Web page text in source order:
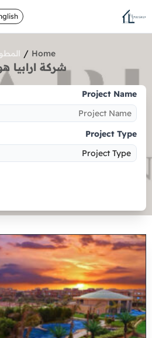
Home
/
شركة ارابيا
Project Name
Project Type